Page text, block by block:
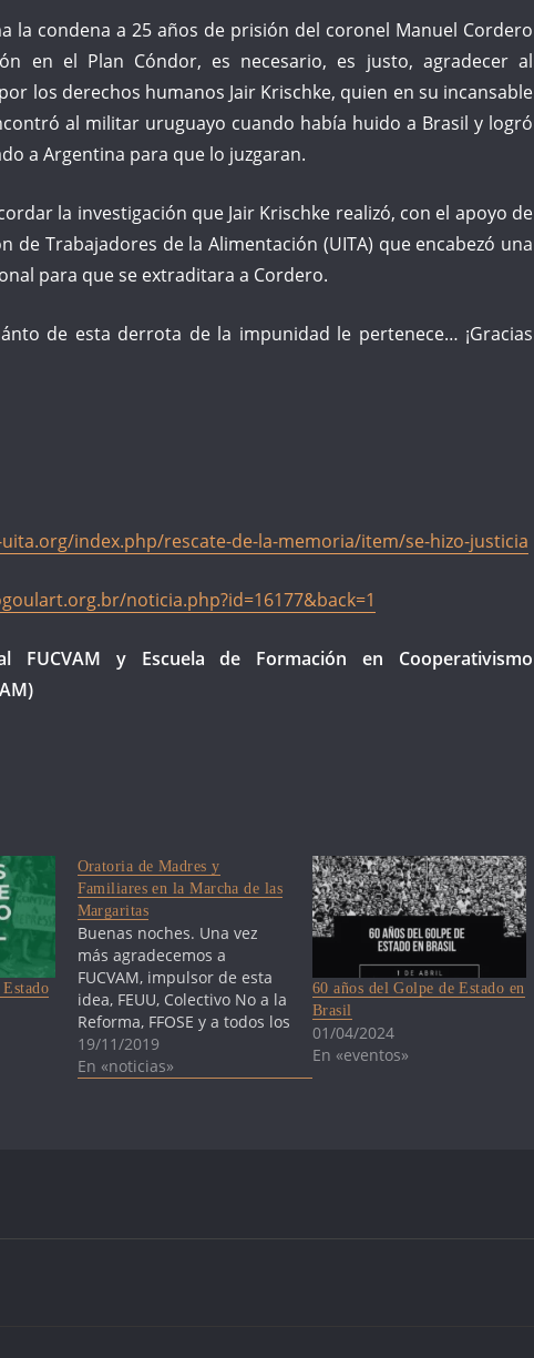
la condena a 25 años de prisión del coronel Manuel Cordero
en el Plan Cóndor, es necesario, es justo, agradecer al
los derechos humanos Jair Krischke, quien en su incansable
al militar uruguayo cuando había huido a Brasil y logró
a Argentina para que lo juzgaran.
la investigación que Jair Krischke realizó, con el apoyo de
de Trabajadores de la Alimentación (UITA) que encabezó una
para que se extraditara a Cordero.
de esta derrota de la impunidad le pertenece… ¡Gracias
index.php/rescate-de-la-memoria/item/se-hizo-justicia
noticia.php?id=16177&back=1
FUCVAM y Escuela de Formación en Cooperativismo
Oratoria de Madres y
Familiares en la Marcha de las
Margaritas
Buenas noches. Una vez
más agradecemos a
FUCVAM, impulsor de esta
idea, FEUU, Colectivo No a la
Reforma, FFOSE y a todos los
colectivos y personas que
participan en esta
19/11/2019
En «noticias»
60 años del Golpe de Estado en
Brasil
01/04/2024
En «eventos»